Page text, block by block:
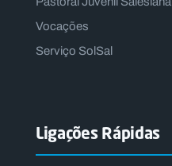
Vocações
Serviço SolSal
Ligações Rápidas